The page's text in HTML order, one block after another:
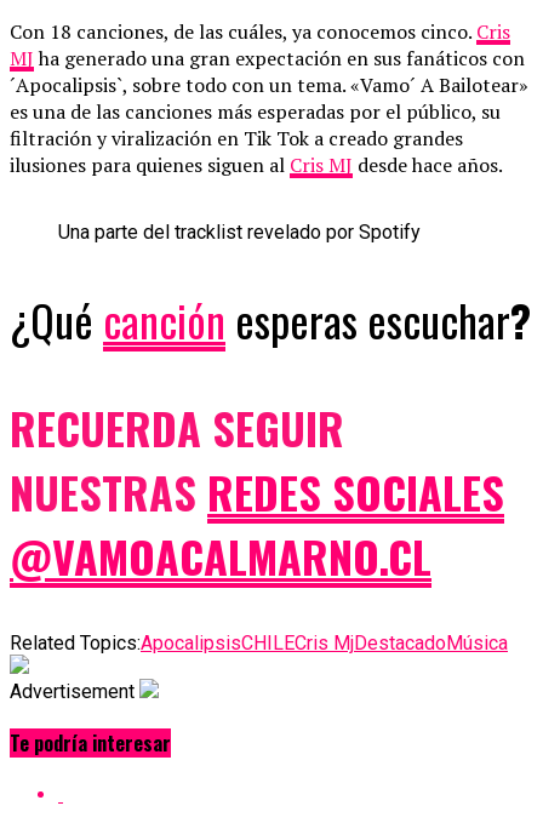
Con 18 canciones, de las cuáles, ya conocemos cinco. Cris
MJha generado una gran expectación en sus fanáticos con
´Apocalipsis`, sobre todo con un tema. «Vamo´ A Bailotear»
es una de las canciones más esperadas por el público, su
filtración y viralización en Tik Tok a creado grandes
ilusiones para quienes siguen al Cris MJ desde hace años.
Una parte del tracklist revelado por Spotify
¿Qué canción esperas escuchar?
RECUERDA SEGUIR
NUESTRAS REDES SOCIALES
@VAMOACALMARNO.CL
Related Topics:ApocalipsisCHILECris MjDestacadoMúsica
Advertisement
Te podría interesar